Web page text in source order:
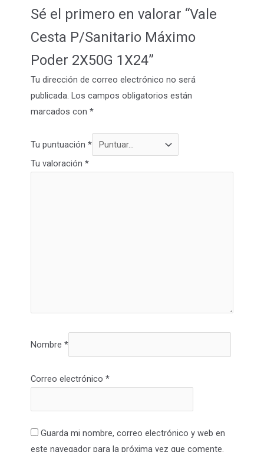
Sé el primero en valorar “Vale
Cesta P/Sanitario Máximo
Poder 2X50G 1X24”
Tu dirección de correo electrónico no será
publicada. Los campos obligatorios están
marcados con *
Tu puntuación *
Tu valoración *
Nombre *
Correo electrónico *
Guarda mi nombre, correo electrónico y web en
este navegador para la próxima vez que comente.